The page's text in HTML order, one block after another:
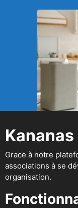
Kananas
Grace à notre
associations à se
organisation.